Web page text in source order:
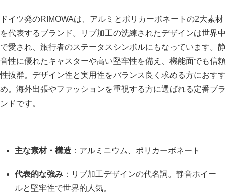
ドイツ発のRIMOWAは、アルミとポリカーボネートの2大素材
を代表するブランド。リブ加工の洗練されたデザインは世界中
で愛され、旅行者のステータスシンボルにもなっています。静
音性に優れたキャスターや高い堅牢性を備え、機能面でも信頼
性抜群。デザイン性と実用性をバランス良く求める方におすす
め。海外出張やファッションを重視する方に選ばれる定番ブラ
ンドです。
主な素材・構造 ：アルミニウム、ポリカーボネート
代表的な強み ：リブ加工デザインの代名詞。静音ホイー
ルと堅牢性で世界的人気。